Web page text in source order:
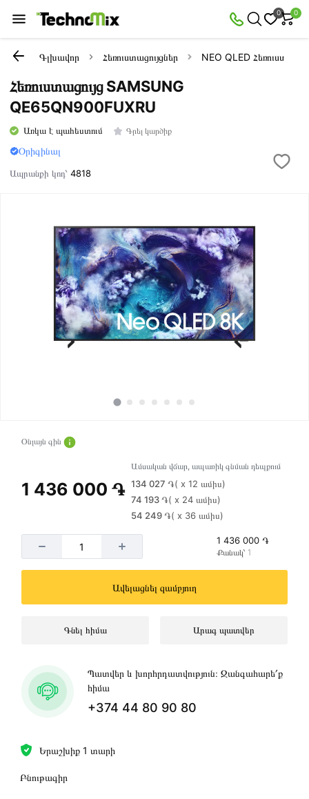
0 0
Գլխավոր Հեռուստացույցներ NEO QLED
Հեռուստացույց SAMSUNG
QE65QN900FUXRU
Առկա է պահեստում Գրել կարծիք
Օրիգինալ
Ապրանքի կոդ՝4818
Երաշխիք 1 տարի
Բնութագիր
Օնլայն գին
1 436 000 ֏
Ամսական վճար, ապառիկ գնման դեպքում
134 027 ֏( x 12 ամիս)
74 193 ֏( x 24 ամիս)
54 249 ֏( x 36 ամիս)
1 436 000 ֏
Քանակ՝ 1
Ավելացնել զամբյուղ
Գնել հիմա Արագ պատվեր
Պատվեր և խորհրդատվություն։ Զանգահարե՛ք
հիմա
+374 44 80 90 80